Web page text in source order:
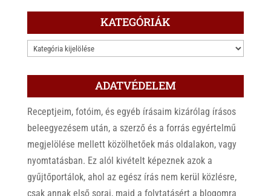
KATEGÓRIÁK
KATEGÓRIÁK
ADATVÉDELEM
Receptjeim, fotóim, és egyéb írásaim kizárólag írásos
beleegyezésem után, a szerző és a forrás egyértelmű
megjelölése mellett közölhetőek más oldalakon, vagy
nyomtatásban. Ez alól kivételt képeznek azok a
gyűjtőportálok, ahol az egész írás nem kerül közlésre,
csak annak első sorai, majd a folytatásért a blogomra